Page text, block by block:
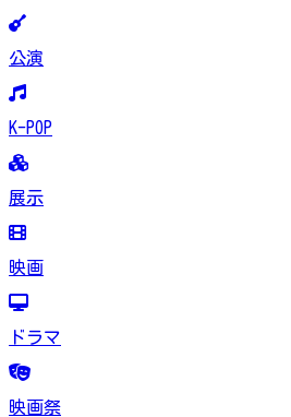
公演
K-POP
展示
映画
ドラマ
映画祭